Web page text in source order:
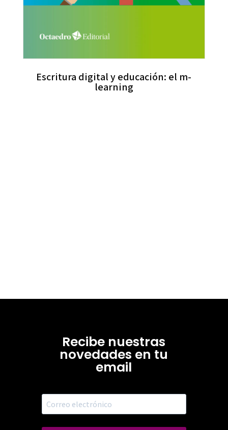
Escritura digital y educación: el m-
learning
Recibe nuestras
novedades en tu
email